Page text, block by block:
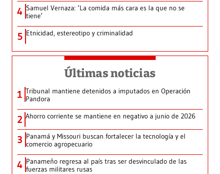
4 Samuel Vernaza: ‘La comida más cara es la que no se
tiene’
5 Etnicidad, estereotipo y criminalidad
Últimas noticias
1 Tribunal mantiene detenidos a imputados en Operación
Pandora
2 Ahorro corriente se mantiene en negativo a junio de 2026
3 Panamá y Missouri buscan fortalecer la tecnología y el
comercio agropecuario
4 Panameño regresa al país tras ser desvinculado de las
fuerzas militares rusas